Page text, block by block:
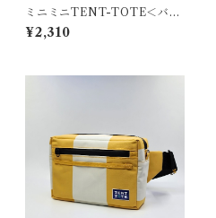
ミニミニTENT-TOTE＜バッ
グチャーム＞K-0514
¥2,310